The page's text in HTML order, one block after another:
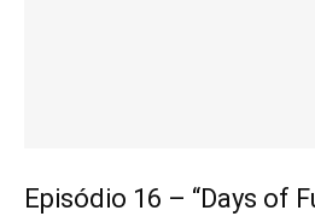
Episódio 16 – “Days of